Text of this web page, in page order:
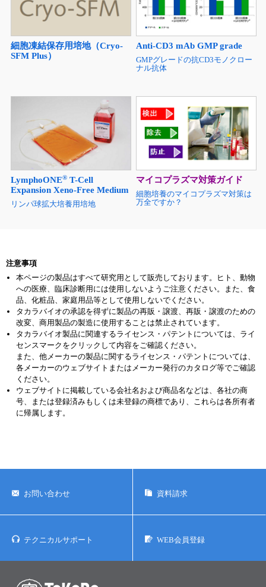
細胞凍結保存用培地（Cryo-
SFM Plus）
Anti-CD3 mAb GMP grade
GMPグレードの抗CD3モノクロー
ナル抗体
LymphoONE®T-Cell
Expansion Xeno-Free Medium
リンパ球拡大培養用培地
マイコプラズマ対策ガイド
細胞培養のマイコプラズマ対策は
万全ですか？
注意事項
本ページの製品はすべて研究用として販売しております。ヒト、動物
への医療、臨床診断用には使用しないようご注意ください。また、食
品、化粧品、家庭用品等として使用しないでください。
タカラバイオの承認を得ずに製品の再販・譲渡、再販・譲渡のための
改変、商用製品の製造に使用することは禁止されています。
タカラバイオ製品に関連するライセンス・パテントについては、ライ
センスマークをクリックして内容をご確認ください。
また、他メーカーの製品に関するライセンス・パテントについては、
各メーカーのウェブサイトまたはメーカー発行のカタログ等でご確認
ください。
ウェブサイトに掲載している会社名および商品名などは、各社の商
号、または登録済みもしくは未登録の商標であり、これらは各所有者
に帰属します。
お問い合わせ 資料請求
テクニカルサポート WEB会員登録